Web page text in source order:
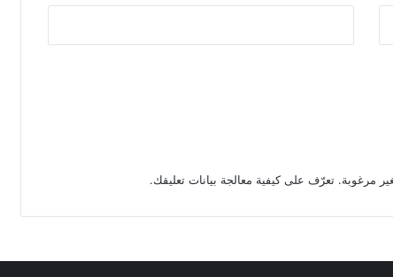
تعرّف على كيفية معالجة بيانات تعليقك.